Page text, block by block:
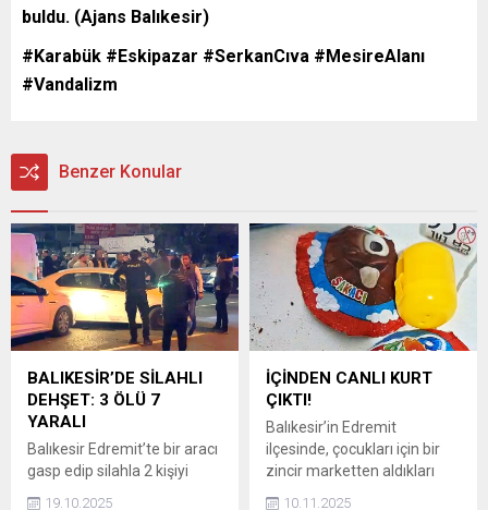
buldu. (Ajans Balıkesir)
#Karabük #Eskipazar #SerkanCıva #MesireAlanı
#Vandalizm
Benzer Konular
BALIKESİR’DE SİLAHLI
DEHŞET: 3 ÖLÜ 7
YARALI
Balıkesir Edremit’te bir aracı
gasp edip silahla 2 kişiyi
öldüren ve 2’si polis 7 kişiyi
19.10.2025
İÇİNDEN CANLI KURT
ÇIKTI!
Balıkesir’in Edremit
ilçesinde, çocukları için bir
zincir marketten aldıkları
sürpriz yumurta şeklindeki
10.11.2025